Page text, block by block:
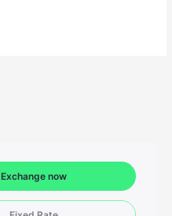
Exchange now